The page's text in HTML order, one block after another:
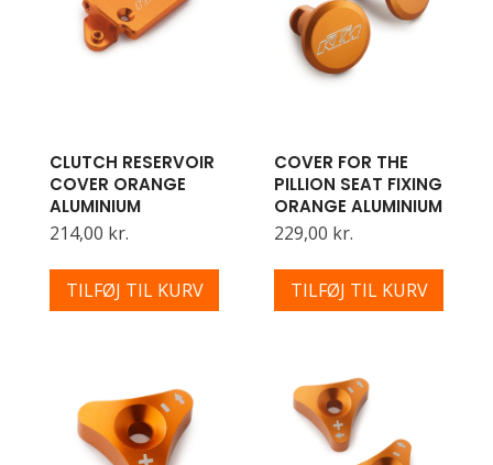
CLUTCH RESERVOIR
COVER ORANGE
ALUMINIUM
214,00 kr.
TILFØJ TIL KURV
COVER FOR THE
PILLION SEAT FIXING
ORANGE ALUMINIUM
229,00 kr.
TILFØJ TIL KURV